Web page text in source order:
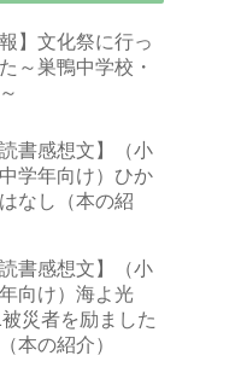
報】文化祭に行っ
～巣鴨中学校・
読書感想文】（小
学年向け）ひか
なし（本の紹
読書感想文】（小
向け）海よ光
災者を励ました
本の紹介）